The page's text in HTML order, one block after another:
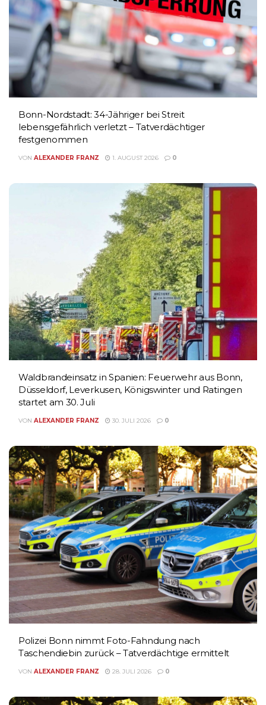
Bonn-Nordstadt: 34-Jähriger bei Streit
lebensgefährlich verletzt – Tatverdächtiger
festgenommen
VON ALEXANDER FRANZ 1. AUGUST 2026 0
Waldbrandeinsatz in Spanien: Feuerwehr aus Bonn,
Düsseldorf, Leverkusen, Königswinter und Ratingen
startet am 30. Juli
VON ALEXANDER FRANZ 30. JULI 2026 0
Polizei Bonn nimmt Foto-Fahndung nach
Taschendiebin zurück – Tatverdächtige ermittelt
VON ALEXANDER FRANZ 28. JULI 2026 0